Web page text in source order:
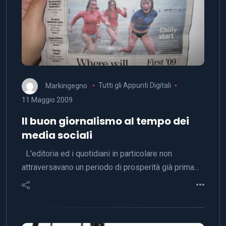
Markingegno
Tutti gli Appunti Digitali
11 Maggio 2009
Il buon giornalismo al tempo dei
media sociali
L'editoria ed i quotidiani in particolare non
attraversavano un periodo di prosperità già prima…